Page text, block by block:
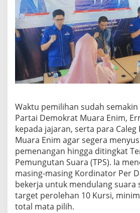
Waktu pemilihan sudah semakin
Partai Demokrat Muara Enim,
kepada jajaran, serta para
Muara Enim agar segera
pemenangan hingga ditingkat
Pemungutan Suara (TPS). Ia
masing-masing Kordinator Per
bekerja untuk mendulang suara
target perolehan 10 Kursi,
total mata pilih.